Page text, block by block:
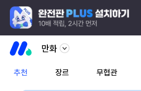
만화
추천 장르 무협관